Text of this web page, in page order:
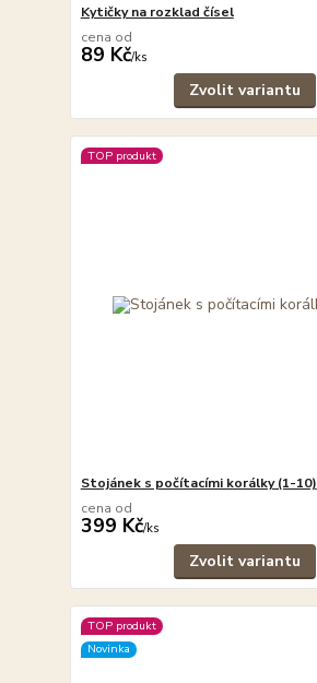
Kytičky na rozklad čísel
cena od
89 Kč/ks
Zvolit variantu
TOP produkt
Stojánek s počítacími korálky (1-10)
cena od
399 Kč/ks
Zvolit variantu
TOP produkt
Novinka